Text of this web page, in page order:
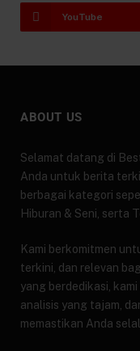
YouTube
ABOUT US
Selamat datang di
Anda untuk berita
berbagai kategori
Hiburan & Seni, serta
Kami berkomitmen
terkini, dan relevan
yang berdedikasi,
analisis yang tajam,
memastikan Anda